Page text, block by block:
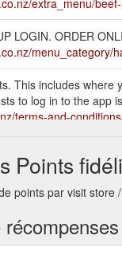
extra_menu/
LOGIN. ORDER
menu_category/
This includes
to log in to the
terms-and-
about/
LOGIN. ORDER
SWEET · DRINKS
Points
points par visit store